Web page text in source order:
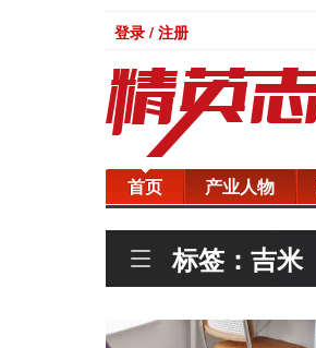
登录 / 注册
首页 产业人物
标签：吉米